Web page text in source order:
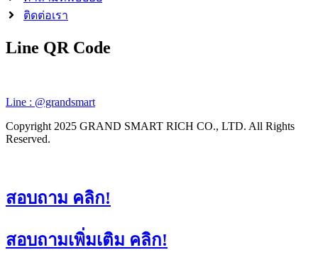
ติดต่อเรา
Line QR Code
Line : @grandsmart
Copyright 2025 GRAND SMART RICH CO., LTD. All Rights
Reserved.
สอบถาม คลิก!
สอบถามเพิ่มเติม คลิก!